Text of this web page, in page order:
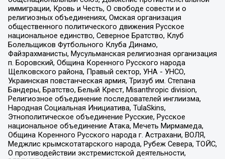
иммиграции, Кровь и Честь, О свободе совести и о
религиозных объединениях, Омская организация
общественного политического движения Русское
национальное единство, Северное Братство, Клуб
Болельщиков Футбольного Клуба Динамо,
Файзрахманисты, Мусульманская религиозная организация
п. Боровский, Община Коренного Русского народа
Щелковского района, Правый сектор, УНА - УНСО,
Украинская повстанческая армия, Тризуб им. Степана
Бандеры, Братство, Белый Крест, Misanthropic division,
Религиозное объединение последователей инглиизма,
Народная Социальная Инициатива, TulaSkins,
Этнополитическое объединение Русские, Русское
национальное объединение Атака, Мечеть Мирмамеда,
Община Коренного Русского народа г. Астрахани, ВОЛЯ,
Меджлис крымскотатарского народа, Рубеж Севера, ТОЙС,
О противодействии экстремистской деятельности,